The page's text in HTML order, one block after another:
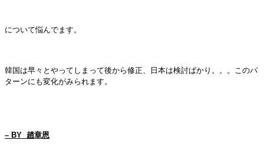
について悩んでます。
韓国は早々とやってしまって後から修正、日本は検討ばかり。。。このパ
ターンにも変化がみられます。
– BY 趙章恩